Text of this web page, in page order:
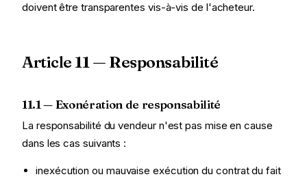
doivent être transparentes vis-à-vis de l'acheteur.
Article 11 — Responsabilité
11.1 — Exonération de responsabilité
La responsabilité du vendeur n'est pas mise en cause
dans les cas suivants :
inexécution ou mauvaise exécution du contrat du fait